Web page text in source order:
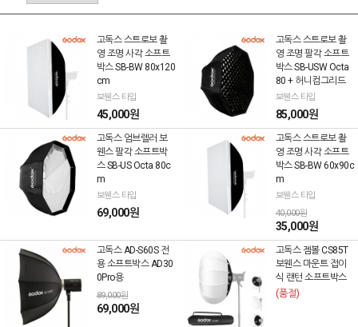
고독스 스트로보 촬
영 조명 사각 소프트
박스 SB-BW 80x120
cm
보웬스 타입
45,000원
고독스 스트로보 촬
영 조명 팔각 소프트
박스 SB-USW Octa
80 + 허니컴그리드
보웬스 타입
85,000원
고독스 엄브렐러 보
웬스 팔각 소프트박
스 SB-US Octa 80c
m
보웬스 타입
69,000원
고독스 스트로보 촬
영 조명 사각 소프트
박스 SB-BW 60x90c
m
보웬스 타입
40,000원
35,000원
고독스 AD-S60S 전
용 소프트박스 AD30
0Pro용
89,000원
69,000원
고독스 젬볼 CS85T
보웬스 마운트 접이
식 랜턴 소프트박스
(품절)